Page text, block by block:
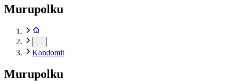
Murupolku
Kondomit
Murupolku